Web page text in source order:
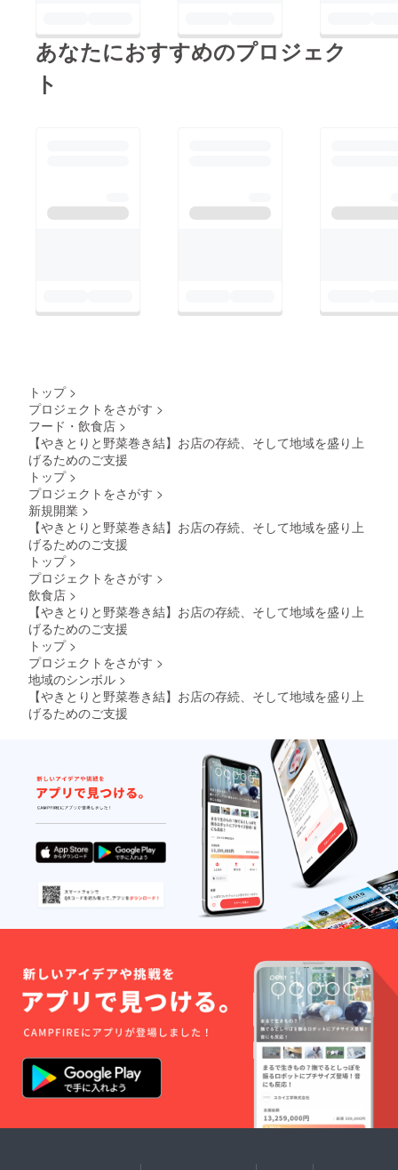
あなたにおすすめのプロジェク
ト
トップ >
プロジェクトをさがす >
フード・飲食店 >
【やきとりと野菜巻き結】お店の存続、そして地域を盛り上
げるためのご支援
トップ >
プロジェクトをさがす >
新規開業 >
【やきとりと野菜巻き結】お店の存続、そして地域を盛り上
げるためのご支援
トップ >
プロジェクトをさがす >
飲食店 >
【やきとりと野菜巻き結】お店の存続、そして地域を盛り上
げるためのご支援
トップ >
プロジェクトをさがす >
地域のシンボル >
【やきとりと野菜巻き結】お店の存続、そして地域を盛り上
げるためのご支援